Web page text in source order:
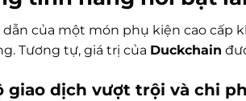
dẫn của một món phụ kiện cao
Tương tự, giá trị của Duckchain
giao dịch vượt trội và chi